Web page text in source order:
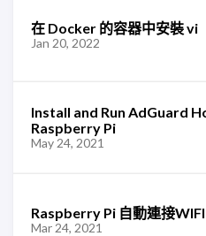
在 Docker 的容器中安裝 vi
Jan 20, 2022
Install and Run AdGuard
Raspberry Pi
May 24, 2021
Raspberry Pi 自動連接WIFI
Mar 24, 2021